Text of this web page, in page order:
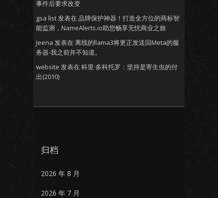
事件后要求改变
gsa list发表在 品牌保护神器！打造全方位的商标智
能监测，NameAlerts.io助您畅享无忧商业之旅
Jeena 发表在 离线的llama3将更正发送回Meta的服
务器-我之前并不知道。
website 发表在 科里·多科托罗：坚持是寄生虫的付
出(2010)
归档
2026 年 8 月
2026 年 7 月